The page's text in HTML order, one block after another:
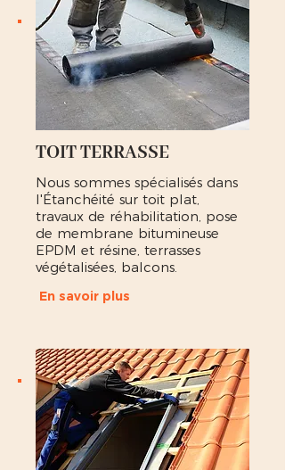
TOIT TERRASSE
Nous sommes spécialisés dans
l'Étanchéité sur toit plat,
travaux de réhabilitation, pose
de membrane bitumineuse
EPDM et résine, terrasses
végétalisées, balcons.
En savoir plus